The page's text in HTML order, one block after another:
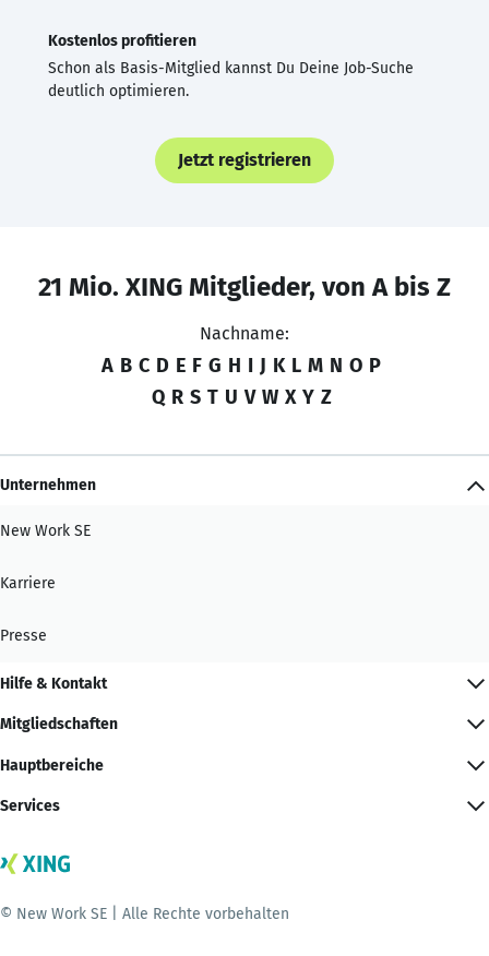
Kostenlos profitieren
Schon als Basis-Mitglied kannst Du Deine Job-Suche
deutlich optimieren.
Jetzt registrieren
21 Mio. XING Mitglieder, von A bis Z
Nachname:
A B C D E F G H I J K L M N O P
Q R S T U V W X Y Z
Unternehmen
New Work SE
Karriere
Presse
Hilfe & Kontakt
Mitgliedschaften
Hauptbereiche
Services
© New Work SE | Alle Rechte vorbehalten